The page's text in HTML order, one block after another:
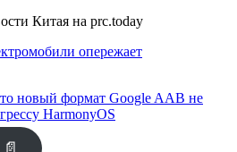
опережает
новый формат Google AAB не
HarmonyOS